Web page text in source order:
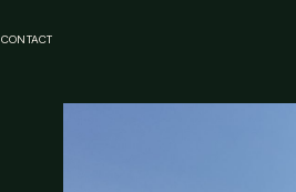
CONTACT